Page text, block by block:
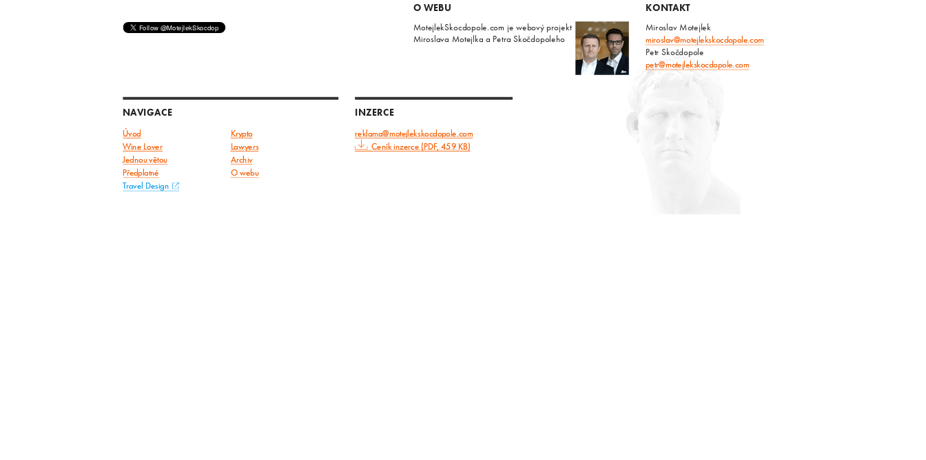
O WEBU
MotejlekSkocdopole.com je webový projekt
Miroslava Motejlka a Petra Skočdopoleho
KONTAKT
Miroslav Motejlek
miroslav@motejlekskocdopole.com
Petr Skočdopole
petr@motejlekskocdopole.com
NAVIGACE
Úvod
Krypto
Wine Lover
Lawyers
Jednou větou
Archiv
Předplatné
O webu
Travel Design
INZERCE
reklama@motejlekskocdopole.com
Ceník inzerce (PDF, 459 KB)